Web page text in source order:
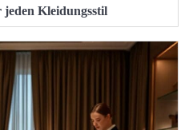
Kleidungsstil